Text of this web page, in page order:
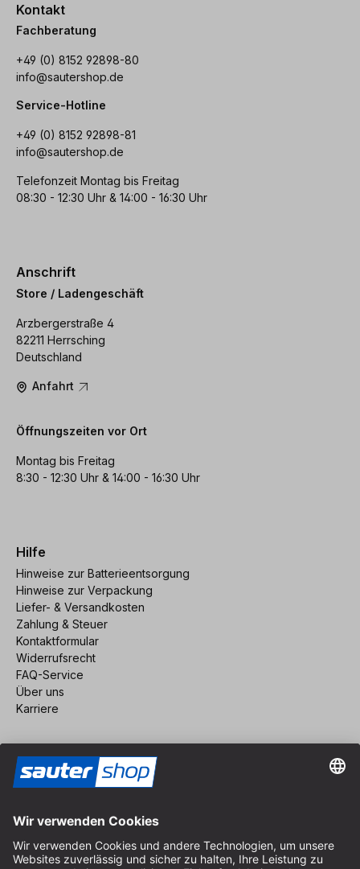
Kontakt
Fachberatung
+49 (0) 8152 92898-80
info@sautershop.de
Service-Hotline
+49 (0) 8152 92898-81
info@sautershop.de
Telefonzeit Montag bis Freitag
08:30 - 12:30 Uhr & 14:00 - 16:30 Uhr
Anschrift
Store / Ladengeschäft
Arzbergerstraße 4
82211 Herrsching
Deutschland
Anfahrt
Öffnungszeiten vor Ort
Montag bis Freitag
8:30 - 12:30 Uhr & 14:00 - 16:30 Uhr
Hilfe
Hinweise zur Batterieentsorgung
Hinweise zur Verpackung
Liefer- & Versandkosten
Zahlung & Steuer
Kontaktformular
Widerrufsrecht
FAQ-Service
Über uns
Karriere
Impressum